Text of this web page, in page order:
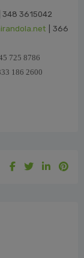
186 2600